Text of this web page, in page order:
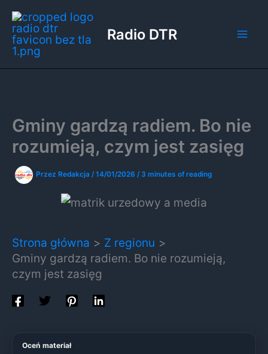
Przejdź
do
treści
Radio DTR
Gminy gardzą radiem. Bo nie
rozumieją, czym jest zasięg
Przez Redakcja /14/01/2026 / 3 minutes of reading
Strona główna
Z regionu
Gminy gardzą radiem. Bo nie rozumieją,
czym jest zasięg
Oceń materiał